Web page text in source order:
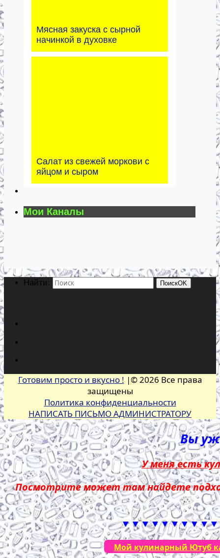
Мясная закуска с сырной
начинкой в духовке
Салат из свежей моркови с
яйцом и сыром
Мои Каналы
Найти: ПоискOK
Готовим просто и вкусно ! |© 2026 Все права
защищены
Политика конфиденциальности
НАПИСАТЬ ПИСЬМО АДМИНИСТРАТОРУ
Вы
У меня есть
Посмотрите может там найдете
Мой кулинарный Ютуб